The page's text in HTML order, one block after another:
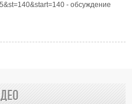
- обсуждение